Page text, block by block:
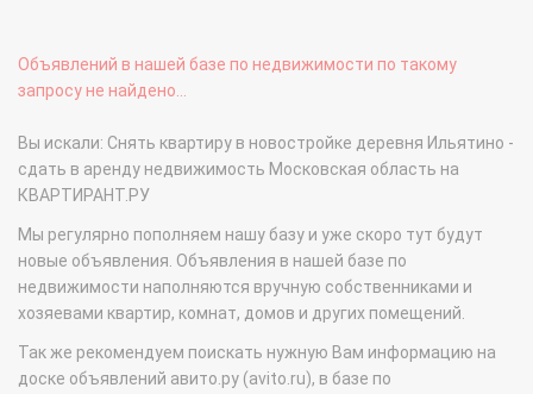
Объявлений в нашей базе по недвижимости по такому
запросу не найдено...
Вы искали: Снять квартиру в новостройке деревня Ильятино -
сдать в аренду недвижимость Московская область на
КВАРТИРАНТ.РУ
Мы регулярно пополняем нашу базу и уже скоро тут будут
новые объявления. Объявления в нашей базе по
недвижимости наполняются вручную собственниками и
хозяевами квартир, комнат, домов и других помещений.
Так же рекомендуем поискать нужную Вам информацию на
доске объявлений авито.ру (avito.ru), в базе по